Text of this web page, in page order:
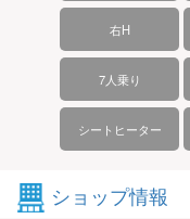
右H
7人乗り
シートヒーター
ショップ情報